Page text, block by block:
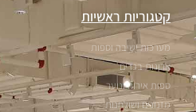
קטגוריות ראשיות
מערכות ישיבה וספות
ארונות בגדים
ספות אירוח ונוער
מזנונים ושולחנות